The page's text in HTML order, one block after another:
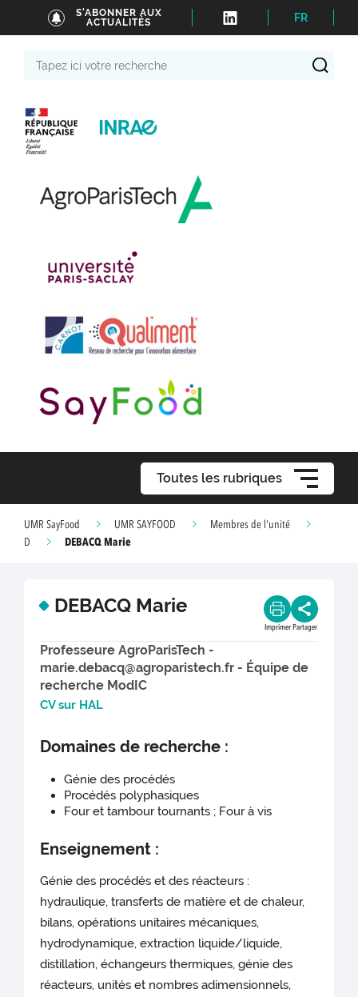
S'ABONNER AUX
ACTUALITÉS
FR
Toutes les rubriques
UMR SayFood UMR SAYFOOD
Membres de l'unité
D
DEBACQ Marie
DEBACQ Marie
Imprimer Partager
Professeure AgroParisTech -
marie.debacq@agroparistech.fr - Équipe de
recherche ModIC
CV sur HAL
Domaines de recherche :
Génie des procédés
Procédés polyphasiques
Four et tambour tournants ; Four à vis
Enseignement :
Génie des procédés et des réacteurs :
hydraulique, transferts de matière et de chaleur,
bilans, opérations unitaires mécaniques,
hydrodynamique, extraction liquide/liquide,
distillation, échangeurs thermiques, génie des
réacteurs, unités et nombres adimensionnels,